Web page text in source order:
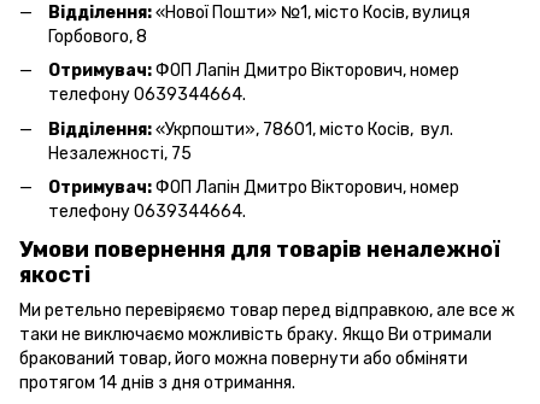
Відділення:«Нової Пошти» №1, місто Косів, вулиця
Горбового, 8
Отримувач:ФОП Лапін Дмитро Вікторович, номер
телефону 0639344664.
Відділення:«Укрпошти», 78601, місто Косів, вул.
Незалежності, 75
Отримувач:ФОП Лапін Дмитро Вікторович, номер
телефону 0639344664.
Умови повернення для товарів неналежної
якості
Ми ретельно перевіряємо товар перед відправкою, але все ж
таки не виключаємо можливість браку. Якщо Ви отримали
бракований товар, його можна повернути або обміняти
протягом 14 днів з дня отримання.